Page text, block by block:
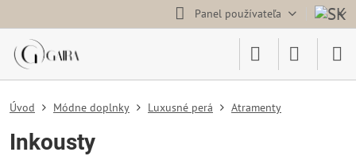
Panel používateľa
Úvod Módne doplnky Luxusné perá Atramenty
Inkousty